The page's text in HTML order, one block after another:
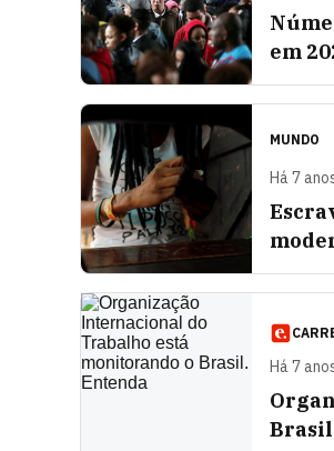
em
MUNDO
Há 7
Há 7